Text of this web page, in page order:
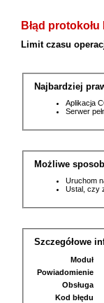
Błąd
Limit czasu
Najbardziej
Aplikacja
Serwer
Możliwe
Uruchom
Ustal, czy
Szczegółowe
Moduł
Powiadomienie
Obsługa
Kod błędu